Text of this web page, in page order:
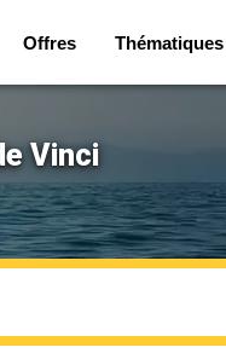
Offres Thématiques
Vinci